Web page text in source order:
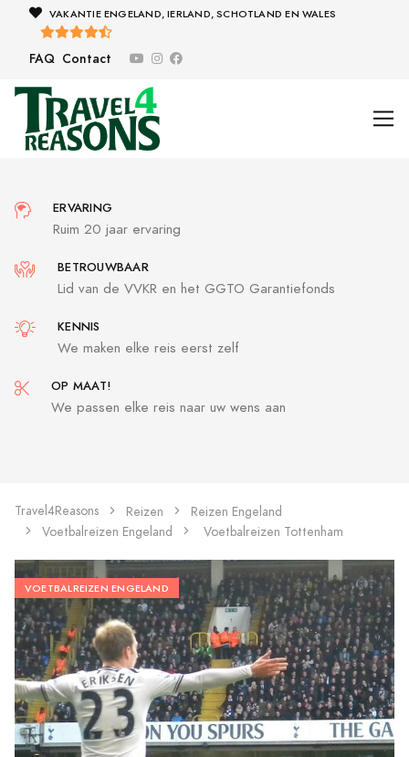
VAKANTIE ENGELAND, IERLAND, SCHOTLAND EN WALES
FAQ Contact
ERVARING
Ruim 20 jaar ervaring
BETROUWBAAR
Lid van de VVKR en het GGTO Garantiefonds
KENNIS
We maken elke reis eerst zelf
OP MAAT!
We passen elke reis naar uw wens aan
Travel4Reasons Reizen
Reizen Engeland
Voetbalreizen Engeland
Voetbalreizen Tottenham
VOETBALREIZEN ENGELAND